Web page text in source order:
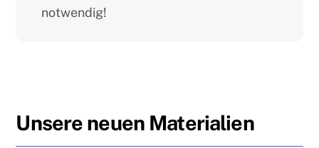
notwendig!
Unsere neuen Materialien